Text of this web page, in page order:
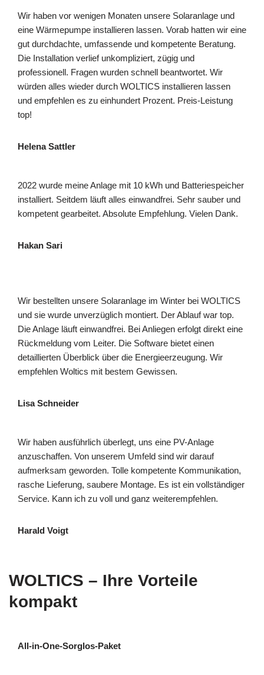
Wir haben vor wenigen Monaten unsere Solaranlage und
eine Wärmepumpe installieren lassen. Vorab hatten wir eine
gut durchdachte, umfassende und kompetente Beratung.
Die Installation verlief unkompliziert, zügig und
professionell. Fragen wurden schnell beantwortet. Wir
würden alles wieder durch WOLTICS installieren lassen
und empfehlen es zu einhundert Prozent. Preis-Leistung
top!
Helena Sattler
2022 wurde meine Anlage mit 10 kWh und Batteriespeicher
installiert. Seitdem läuft alles einwandfrei. Sehr sauber und
kompetent gearbeitet. Absolute Empfehlung. Vielen Dank.
Hakan Sari
Wir bestellten unsere Solaranlage im Winter bei WOLTICS
und sie wurde unverzüglich montiert. Der Ablauf war top.
Die Anlage läuft einwandfrei. Bei Anliegen erfolgt direkt eine
Rückmeldung vom Leiter. Die Software bietet einen
detaillierten Überblick über die Energieerzeugung. Wir
empfehlen Woltics mit bestem Gewissen.
Lisa Schneider
Wir haben ausführlich überlegt, uns eine PV-Anlage
anzuschaffen. Von unserem Umfeld sind wir darauf
aufmerksam geworden. Tolle kompetente Kommunikation,
rasche Lieferung, saubere Montage. Es ist ein vollständiger
Service. Kann ich zu voll und ganz weiterempfehlen.
Harald Voigt
WOLTICS – Ihre Vorteile
kompakt
All-in-One-Sorglos-Paket